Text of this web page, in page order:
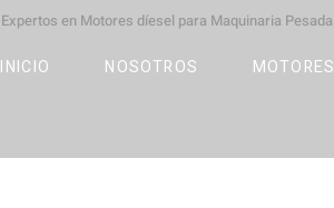
Expertos en Motores díesel para Maquinaria Pesada
INICIO NOSOTROS MOTORES